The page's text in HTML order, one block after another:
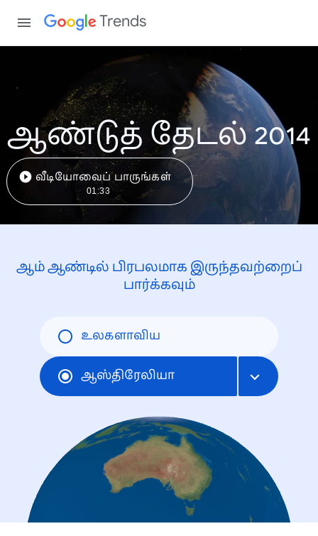
Trends
ஆண்டுத் தேடல் 2014
வீடியோவைப் பாருங்கள்
01:33
ஆம் ஆண்டில் பிரபலமாக இருந்தவற்றைப்
பார்க்கவும்
உலகளாவிய
ஆஸ்திரேலியா